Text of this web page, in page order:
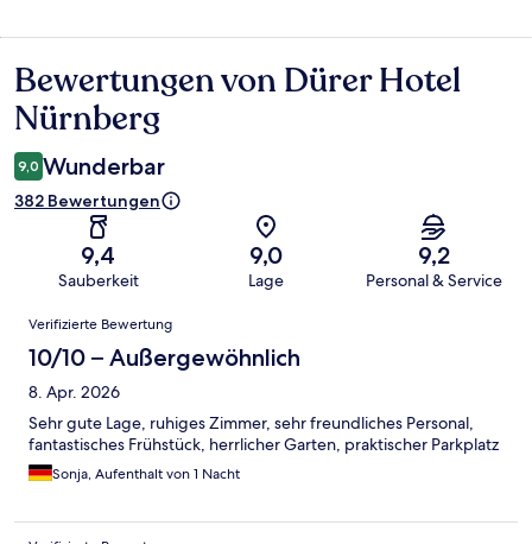
Bewertungen
Bewertungen von Dürer Hotel
Nürnberg
9,0 Wunderbar
382 Bewertungen
9,4
Sauberkeit
9,0
Lage
9,2
Personal & Service
Bewertungen
Verifizierte Bewertung
10/10 – Außergewöhnlich
8. Apr. 2026
Sehr gute Lage, ruhiges Zimmer, sehr freundliches Personal,
fantastisches Frühstück, herrlicher Garten, praktischer Parkplatz
Sonja, Aufenthalt von 1 Nacht